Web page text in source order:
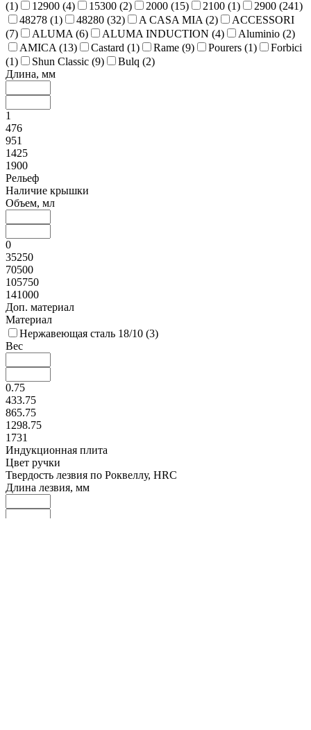
(1) 12900 (4) 15300 (2) 2000 (15) 2100 (1) 2900 (241)
48278 (1) 48280 (32) A CASA MIA (2)
ACCESSORI
(7) ALUMA (6) ALUMA INDUCTION (4) Aluminio (2)
AMICA (13) Castard (1) Rame (9) Pourers (1)
Forbici
(1) Shun Classic (9) Bulq (2)
Длина, мм
1
476
951
1425
1900
Рельеф
Наличие крышки
Объем, мл
0
35250
70500
105750
141000
Доп. материал
Материал
Нержавеющая сталь 18/10 (3)
Вес
0.75
433.75
865.75
1298.75
1731
Индукционная плита
Цвет ручки
Твердость лезвия по Роквеллу, HRC
Длина лезвия, мм